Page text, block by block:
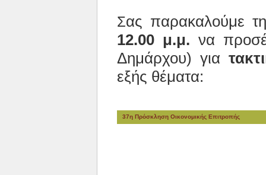
Σας παρακαλούμε
12.00 μ.μ. να
Δημάρχου) για
εξής θέματα:
37η Πρόσκληση Οικονομικής Επιτροπής